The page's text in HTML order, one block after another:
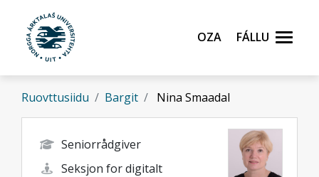
Gå til hovedinnhold
Oza
Fállu
Ruovttusiidu Bargit Nina Smaadal
Seniorrådgiver
Seksjon for digitalt